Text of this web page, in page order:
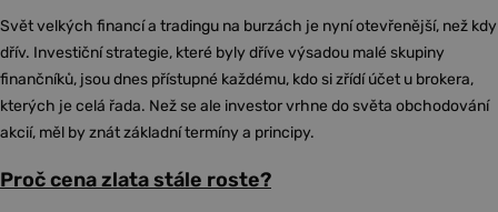
Svět velkých financí a tradingu na burzách je nyní otevřenější, než kdy
dřív. Investiční strategie, které byly dříve výsadou malé skupiny
finančníků, jsou dnes přístupné každému, kdo si zřídí účet u brokera,
kterých je celá řada. Než se ale investor vrhne do světa obchodování
akcií, měl by znát základní termíny a principy.
Proč cena zlata stále roste?